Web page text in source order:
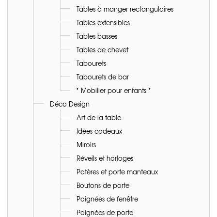
Tables à manger rectangulaires
Tables extensibles
Tables basses
Tables de chevet
Tabourets
Tabourets de bar
* Mobilier pour enfants *
Déco Design
Art de la table
Idées cadeaux
Miroirs
Réveils et horloges
Patères et porte manteaux
Boutons de porte
Poignées de fenêtre
Poignées de porte